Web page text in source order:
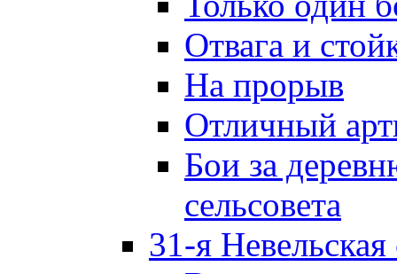
Отвага и
На прорыв
Отличный
Бои за
сельсовета
31-я Невельская